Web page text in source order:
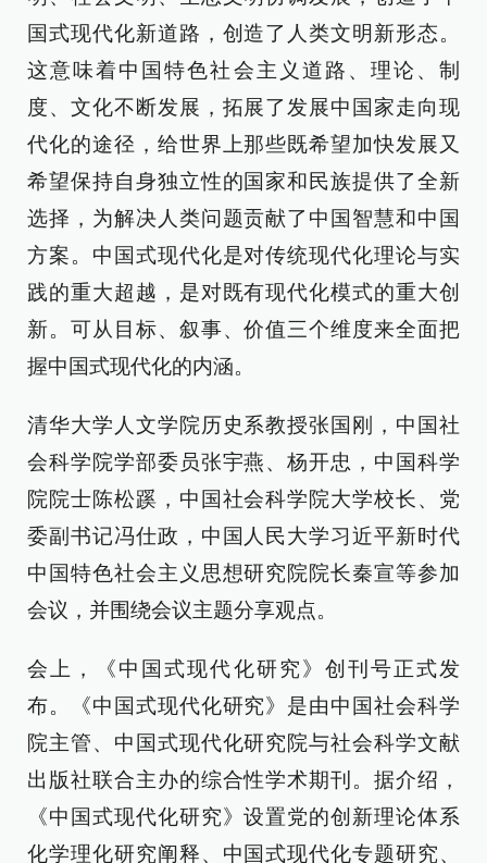
国式现代化新道路，创造了人类文明新形态。
这意味着中国特色社会主义道路、理论、制
度、文化不断发展，拓展了发展中国家走向现
代化的途径，给世界上那些既希望加快发展又
希望保持自身独立性的国家和民族提供了全新
选择，为解决人类问题贡献了中国智慧和中国
方案。中国式现代化是对传统现代化理论与实
践的重大超越，是对既有现代化模式的重大创
新。可从目标、叙事、价值三个维度来全面把
握中国式现代化的内涵。
清华大学人文学院历史系教授张国刚，中国社
会科学院学部委员张宇燕、杨开忠，中国科学
院院士陈松蹊，中国社会科学院大学校长、党
委副书记冯仕政，中国人民大学习近平新时代
中国特色社会主义思想研究院院长秦宣等参加
会议，并围绕会议主题分享观点。
会上，《中国式现代化研究》创刊号正式发
布。《中国式现代化研究》是由中国社会科学
院主管、中国式现代化研究院与社会科学文献
出版社联合主办的综合性学术期刊。据介绍，
《中国式现代化研究》设置党的创新理论体系
化学理化研究阐释、中国式现代化专题研究、